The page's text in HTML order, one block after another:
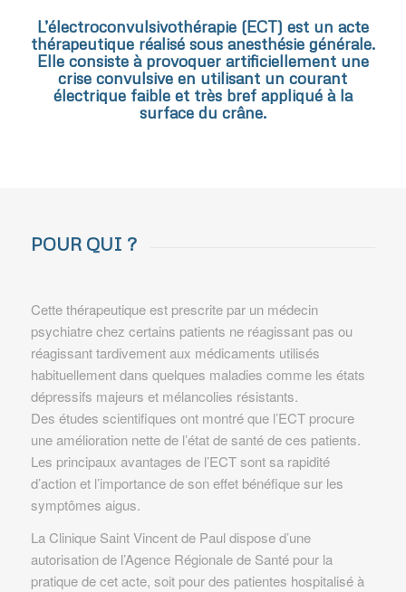
L’électroconvulsivothérapie (ECT) est un acte
thérapeutique réalisé sous anesthésie générale.
Elle consiste à provoquer artificiellement une
crise convulsive en utilisant un courant
électrique faible et très bref appliqué à la
surface du crâne.
POUR QUI ?
Cette thérapeutique est prescrite par un médecin
psychiatre chez certains patients ne réagissant pas ou
réagissant tardivement aux médicaments utilisés
habituellement dans quelques maladies comme les états
dépressifs majeurs et mélancolies résistants.
Des études scientifiques ont montré que l’ECT procure
une amélioration nette de l’état de santé de ces patients.
Les principaux avantages de l’ECT sont sa rapidité
d’action et l’importance de son effet bénéfique sur les
symptômes aigus.
La Clinique Saint Vincent de Paul dispose d’une
autorisation de l’Agence Régionale de Santé pour la
pratique de cet acte, soit pour des patientes hospitalisé à